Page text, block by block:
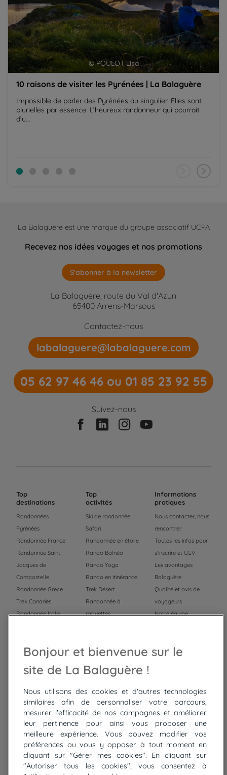
© POULOT Lisa
10 raisons de visiter les Pyrénées | La Balaguère
Impossible de parler des Pyrénées au singulier. Elles sont
plurielles par essence. L’heureux randonneur qui pourrait
d’u...
La Balaguère est une marque du groupe associatif UCPA
Recevez nos idées voyages et nos promotions
S'abonner à la newsletter
La Balaguère, route du Val d'Azun
65400 Arrens-Marsous
Contactez-nous
labalaguere@labalaguere.com
05 62 97 46 46 ou 01 85 23 92 55
Suivez-nous
Top
destinations
Randonnées
Pyrénées
Randonnée France
Randonnée Saint-
Jacques de
Compostelle
Randonnée Grèce
Trek Canaries
Randonnée Italie
Trek Mauritanie
Top
activités
Ski de randonnée
Safari
Randonnée en étoile
Rando Balnéo
Rando Yoga
Rando en itinérance
Trek Désert
Randonnée à
raquettes
Trek
Informations
pratiques
Nous contacter, nous
rencontrer
Toutes les infos pour
s'inscrire et CGV
Les avantages
Balaguère
Qualité et avis de
voyageurs
Notre équipe
Top
circuits
Tour du lac de Constance à vélo
Cyclades : Amorgos et Naxos
Randonnée aux Bardenas Reales
De Collioure à Cadaquès à pied
Découverte des trésors de Madère
Bonjour et bienvenue sur le
site de La Balaguère !
Nous utilisons des cookies et d'autres technologies
similaires afin de personnaliser votre parcours,
mesurer l'efficacité de nos campagnes et améliorer
leur pertinence pour ainsi vous proposer une
meilleure expérience. Vous pouvez modifier vos
préférences ou vous y opposer à tout moment en
cliquant sur "Gérer mes cookies". En cliquant sur
"Autoriser tous les cookies", vous consentez à